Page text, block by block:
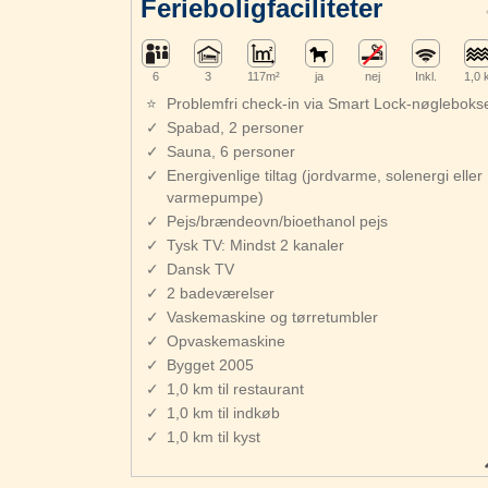
Ferieboligfaciliteter
6 3 117m² ja nej Inkl. 1,0
Problemfri check-in via Smart Lock-
Spabad, 2 personer
Sauna, 6 personer
Energivenlige tiltag (jordvarme, solenergi eller
varmepumpe)
Pejs/brændeovn/bioethanol pejs
Tysk TV: Mindst 2 kanaler
Dansk TV
2 badeværelser
Vaskemaskine og tørretumbler
Opvaskemaskine
Bygget 2005
1,0 km til restaurant
1,0 km til indkøb
1,0 km til kyst